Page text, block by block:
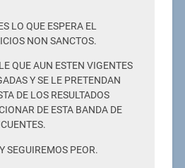
LO QUE ESPERA EL
NON SANCTOS.
QUE AUN ESTEN VIGENTES
Y SE LE PRETENDAN
DE LOS RESULTADOS
DE ESTA BANDA DE
SEGUIREMOS PEOR.